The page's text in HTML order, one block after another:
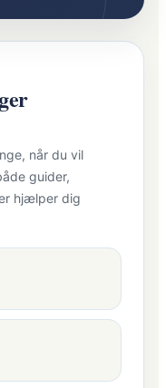
når du vil
guider,
hjælper dig